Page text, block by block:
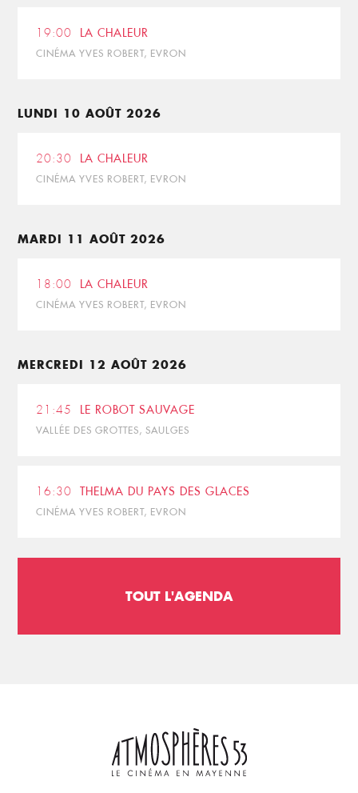
19:00 LA CHALEUR
CINÉMA YVES ROBERT, EVRON
LUNDI 10 AOÛT 2026
20:30 LA CHALEUR
CINÉMA YVES ROBERT, EVRON
MARDI 11 AOÛT 2026
18:00 LA CHALEUR
CINÉMA YVES ROBERT, EVRON
MERCREDI 12 AOÛT 2026
21:45 LE ROBOT SAUVAGE
VALLÉE DES GROTTES, SAULGES
16:30 THELMA DU PAYS DES GLACES
CINÉMA YVES ROBERT, EVRON
TOUT L'AGENDA